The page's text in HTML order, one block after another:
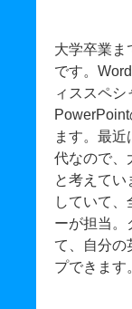
大学卒業ま
です。
ィススペ
ます。最
代なので、
と考えてい
していて
ーが担当。
て、自分の
プできます